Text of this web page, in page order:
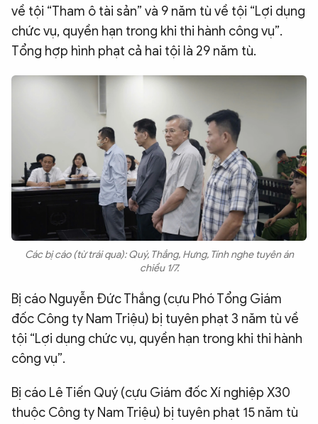
eMagazine
Podcast
Video
về tội “Tham ô tài sản” và 9 năm tù về tội “Lợi dụng
chức vụ, quyền hạn trong khi thi hành công vụ”.
Tổng hợp hình phạt cả hai tội là 29 năm tù.
Các bị cáo (từ trái qua): Quý, Thắng, Hưng, Tính nghe tuyên án
chiều 1/7.
Bị cáo Nguyễn Đức Thắng (cựu Phó Tổng Giám
đốc Công ty Nam Triệu) bị tuyên phạt 3 năm tù về
tội “Lợi dụng chức vụ, quyền hạn trong khi thi hành
công vụ”.
Bị cáo Lê Tiến Quý (cựu Giám đốc Xí nghiệp X30
thuộc Công ty Nam Triệu) bị tuyên phạt 15 năm tù